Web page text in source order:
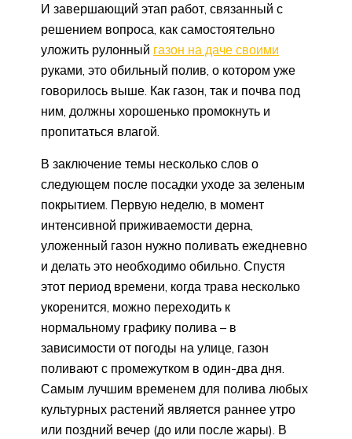
И завершающий этап работ, связанный с
решением вопроса, как самостоятельно
уложить рулонный газон на даче своими
руками, это обильный полив, о котором уже
говорилось выше. Как газон, так и почва под
ним, должны хорошенько промокнуть и
пропитаться влагой.
В заключение темы несколько слов о
следующем после посадки уходе за зеленым
покрытием. Первую неделю, в момент
интенсивной приживаемости дерна,
уложенный газон нужно поливать ежедневно
и делать это необходимо обильно. Спустя
этот период времени, когда трава несколько
укоренится, можно переходить к
нормальному графику полива – в
зависимости от погоды на улице, газон
поливают с промежутком в один-два дня.
Самым лучшим временем для полива любых
культурных растений является раннее утро
или поздний вечер (до или после жары). В